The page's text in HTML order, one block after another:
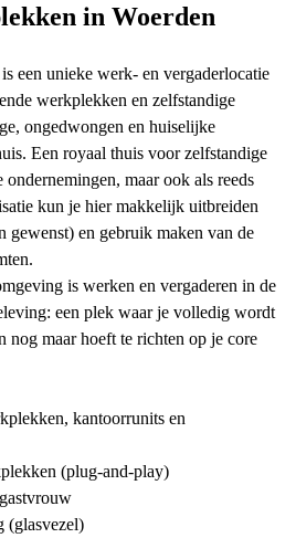
in Woerden
een unieke werk- en vergaderlocatie
werkplekken en zelfstandige
ongedwongen en huiselijke
Een royaal thuis voor zelfstandige
ondernemingen, maar ook als reeds
kun je hier makkelijk uitbreiden
gewenst) en gebruik maken van de
is werken en vergaderen in de
een plek waar je volledig wordt
nog maar hoeft te richten op je core
kantoorrunits en
(plug-and-play)
(glasvezel)